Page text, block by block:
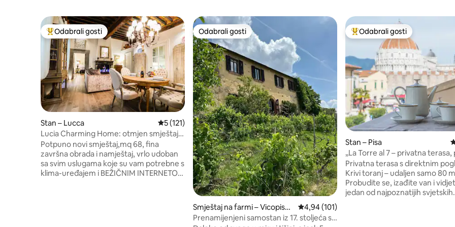
Među najviše rangiranima s oznakom „Odabrali gosti”
Odabrali gosti
Stan – Lucca Prosječna ocjena: 5/5, recenzija: 121
5 (121)
Lucia Charming Home: otmjen smještaj u
Lucci
Potpuno novi smještaj,mq 68, fina
završna obrada i namještaj, vrlo udoban
sa svim uslugama koje su vam potrebne s
klima-uređajem i BEŽIČNIM INTERNETOM
Odabrali gosti
Odabrali gosti
Smještaj na farmi – Vicopisan
o
Prosječna ocjena: 4,94/5, recenzija: 101
4,94 (101)
Prenamijenjeni samostan iz 17. stoljeća s
Među najviše rangiranima s
Odabrali gosti
Stan – Pisa
„La Torre al 7 – privatna terasa,
toranj”
Privatna terasa s direktnim
Krivi toranj – udaljen samo 80
Probudite se, izađite van i
jedan od najpoznatijih svjetskih